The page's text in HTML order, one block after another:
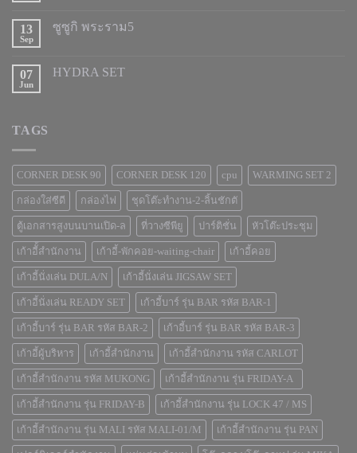
13
Sep
ซูซูกิ พระราม5
07
Jun
HYDRA SET
TAGS
CORNER DESK 90 CORNER DESK 120 cpu WARMING SET 2
กล่องใส่ซีดี กล่องไฟ ชุดโต๊ะทำงาน-2-ลิ้นชักตั
ตู้เอกสารสูงบนบานเปิด-ล ที่วางซีพียู ปาร์ติชั่น หัวโต๊ะประชุม
เก้าอีั้สำนักงาน เก้าอี้-พักคอย-waiting-chair เก้าอี้คอย
เก้าอี้นั่งเล่น DULA/N เก้าอี้นั่งเล่น JIGSAW SET
เก้าอี้นั่งเล่น READY SET เก้าอี้บาร์ รุ่น BAR รหัส BAR-1
เก้าอี้บาร์ รุ่น BAR รหัส BAR-2 เก้าอี้บาร์ รุ่น BAR รหัส BAR-3
เก้าอี้ผู้บริหาร เก้าอี้สำนักงาน เก้าอี้สำนักงาน รหัส CARLOT
เก้าอี้สำนักงาน รหัส MUKONG เก้าอี้สำนักงาน รุ่น FRIDAY-A
เก้าอี้สำนักงาน รุ่น FRIDAY-B เก้าอี้สำนักงาน รุ่น LOCK 47 / MS
เก้าอี้สำนักงาน รุ่น MALI รหัส MALI-01/M เก้าอี้สำนักงาน รุ่น PAN